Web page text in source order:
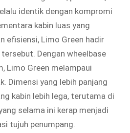
identik dengan kompromi
kabin luas yang
efisiensi, Limo Green hadir
Dengan wheelbase
Limo Green melampaui
Dimensi yang lebih panjang
kabin lebih lega, terutama di
selama ini kerap menjadi
tujuh penumpang.